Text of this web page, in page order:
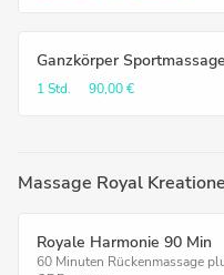
Ganzkörper
1 Std. 90,00 €
Massage Royal
Royale Harmonie 90 Min
60 Minuten Rückenmassage